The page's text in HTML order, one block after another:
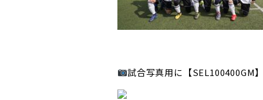
試合写真用に【SEL100400GM